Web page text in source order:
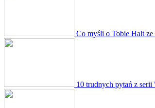
Co myśli o Tobie Halt
10 trudnych pytań z